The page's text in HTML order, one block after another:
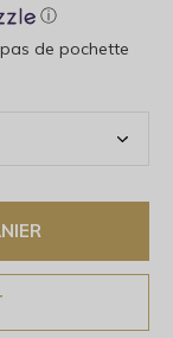
ⓘ
de pochette